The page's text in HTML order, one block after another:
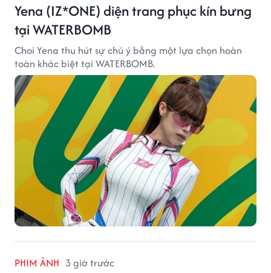
Yena (IZ*ONE) diện trang phục kín bưng
tại WATERBOMB
Choi Yena thu hút sự chú ý bằng một lựa chọn hoàn
toàn khác biệt tại WATERBOMB.
PHIM ẢNH 3 giờ trước